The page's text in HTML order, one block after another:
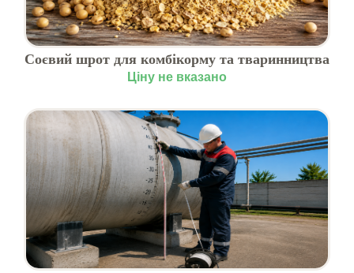
Соєвий шрот для комбікорму та тваринництва
Ціну не вказано